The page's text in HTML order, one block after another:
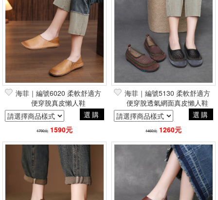
海菲｜編號6020 柔軟舒適方
便穿脫真皮懶人鞋
選購
1790元 1590元
海菲｜編號5130 柔軟舒適方
便穿脫透氣網面真皮懶人鞋
選購
1460元 1260元